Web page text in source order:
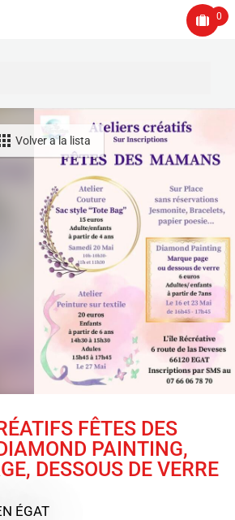
0
Volver a la lista
FÊTES DES
PAINTING,
DESSOUS DE VERRE
ÉGAT